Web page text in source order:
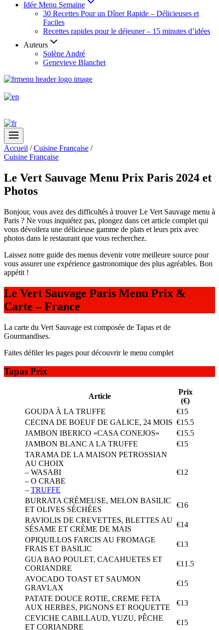
Idée Menu Semaine
30 Recettes Pour un Dîner Rapide – Délicieuses et
Faciles
Recettes rapides pour le déjeuner – 15 minutes d’idées
Auteurs
Solène André
Genevieve Blanchet
Accueil / Cuisine Française /
Cuisine Française
Le Vert Sauvage Menu Prix Paris 2024 et
Photos
Bonjour, vous avez des difficultés à trouver Le Vert Sauvage menu à
Paris ? Ne vous inquiétez pas, plongez dans cet article complet qui
vous dévoilera une délicieuse gamme de plats et leurs prix avec
photos dans le restaurant que vous recherchez.
Laissez notre guide des menus devenir votre meilleure source pour
vous assurer une expérience gastronomique des plus agréables. Bon
appétit !
Le Vert Sauvage Paris Menu Prix &
Carte – France
La carte du Vert Sauvage est composée de Tapas et de
Gourmandises.
Faites défiler les pages pour découvrir le menu complet
Tapas Prix
Article
Prix
(€)
GOUDA À LA TRUFFE
€15
CECINA DE BOEUF DE GALICE, 24 MOIS €15.5
JAMBON IBERICO «CASA CONEJOS»
€15.5
JAMBON BLANC A LA TRUFFE
€15
TARAMA DE LA MAISON PETROSSIAN
AU CHOIX
– WASABI
– O CRABE
– TRUFFE
€12
BURRATA CRÉMEUSE, MELON BASILIC
ET OLIVES SÉCHÉES
€16
RAVIOLIS DE CREVETTES, BLETTES AU
SÉSAME ET CRÈME DE MAIS
€14
OPIQUILLOS FARCIS AU FROMAGE
FRAIS ET BASILIC
€13
GUA BAO POULET, CACAHUETES ET
CORIANDRE
€11.5
AVOCADO TOAST ET SAUMON
GRAVLAX
€15
PATATE DOUCE ROTIE, CREME FETA
AUX HERBES, PIGNONS ET ROQUETTE
€13
CEVICHE CABILLAUD, YUZU, PÊCHE
ET CORIANDRE
€15